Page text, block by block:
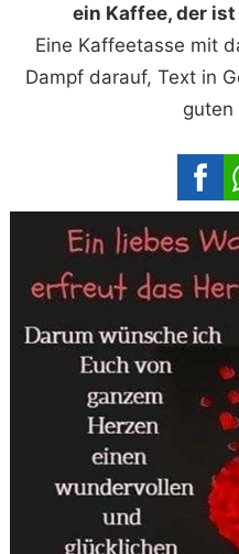
ein Kaffee, der
Eine Kaffeetasse mit
Dampf darauf, Text in
guten